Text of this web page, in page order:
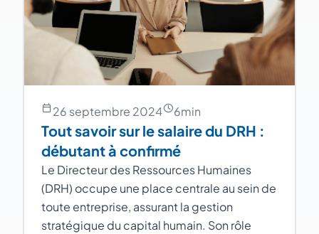
26 septembre 2024 6min
Tout savoir sur le salaire du DRH :
débutant à confirmé
Le Directeur des Ressources Humaines
(DRH) occupe une place centrale au sein de
toute entreprise, assurant la gestion
stratégique du capital humain. Son rôle